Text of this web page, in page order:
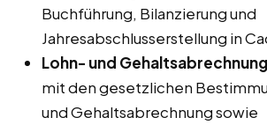
Buchführung, Bilanzierung und
Jahresabschlusserstellung in
Lohn- und
mit den gesetzlichen
und Gehaltsabrechnung sowie